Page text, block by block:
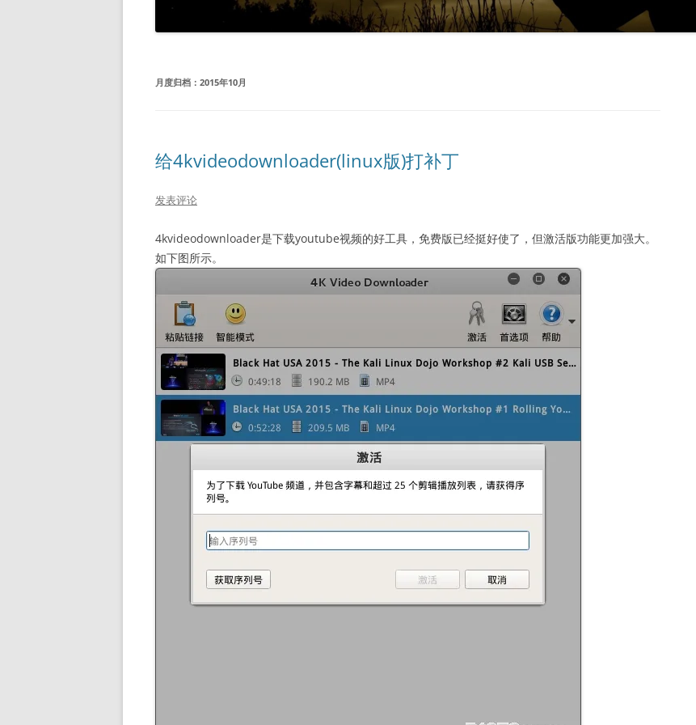
月度归档： 2015年10月
给4kvideodownloader(linux版)打补丁
发表评论
4kvideodownloader是下载youtube视频的好工具，免费版已经挺好使了，但激活版功能更加强大。
如下图所示。